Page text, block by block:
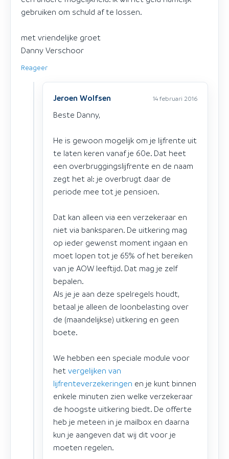
gebruiken om schuld af te lossen.
met vriendelijke groet
Danny Verschoor
Reageer
Jeroen Wolfsen 14 februari 2016
Beste Danny,
He is gewoon mogelijk om je lijfrente uit
te laten keren vanaf je 60e. Dat heet
een overbruggingslijfrente en de naam
zegt het al: je overbrugt daar de
periode mee tot je pensioen.
Dat kan alleen via een verzekeraar en
niet via banksparen. De uitkering mag
op ieder gewenst moment ingaan en
moet lopen tot je 65% of het bereiken
van je AOW leeftijd. Dat mag je zelf
bepalen.
Als je je aan deze spelregels houdt,
betaal je alleen de loonbelasting over
de (maandelijkse) uitkering en geen
boete.
We hebben een speciale module voor
het vergelijken van
lijfrenteverzekeringen en je kunt binnen
enkele minuten zien welke verzekeraar
de hoogste uitkering biedt. De offerte
heb je meteen in je mailbox en daarna
kun je aangeven dat wij dit voor je
moeten regelen.